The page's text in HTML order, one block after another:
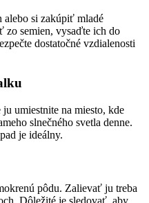
alebo si zakúpiť mladé
zo semien, vysaďte ich do
dostatočné vzdialenosti
umiestnite na miesto, kde
slnečného svetla denne.
je ideálny.
pôdu. Zalievať ju treba